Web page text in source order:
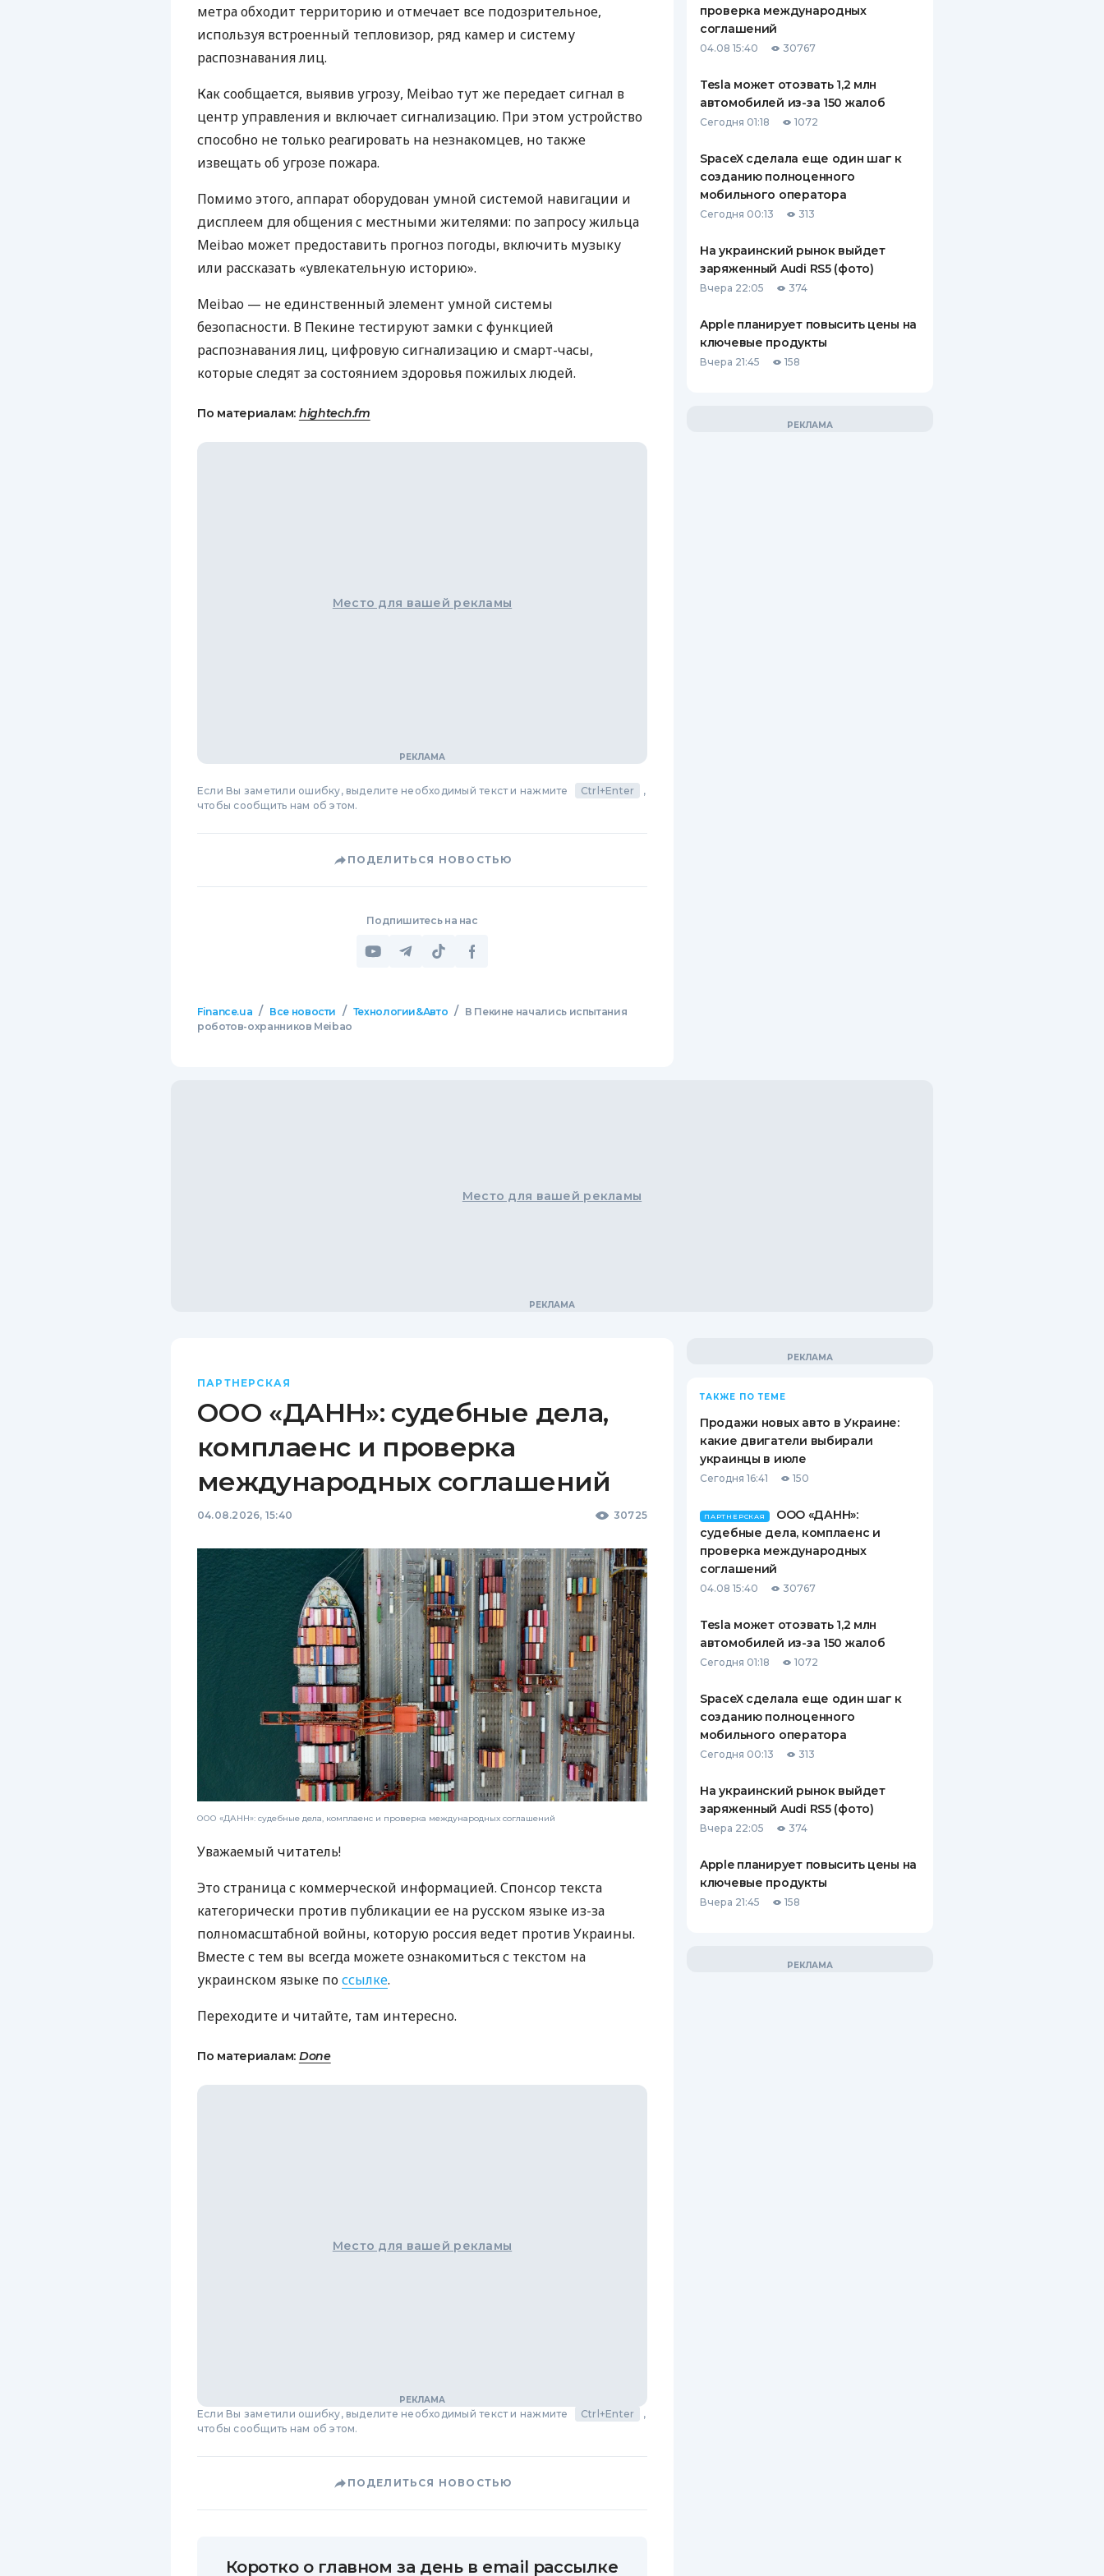
КЕШБЭКА
БАНКОВСКИМ КАРТАМ
ПУТЕВОДИТЕЛИ ПО
СТРАХОВЫЕ КОМПАНИИ
КОМПАНИЯХ
ДОСТАВКА И ОПЛАТА
КОНТАКТЫ
метра обходит территорию и отмечает все подозрительное,
используя встроенный тепловизор, ряд камер и систему
распознавания лиц.
Как сообщается, выявив угрозу, Meibao тут же передает сигнал в
центр управления и включает сигнализацию. При этом устройство
способно не только реагировать на незнакомцев, но также
извещать об угрозе пожара.
Помимо этого, аппарат оборудован умной системой навигации и
дисплеем для общения с местными жителями: по запросу жильца
Meibao может предоставить прогноз погоды, включить музыку
или рассказать «увлекательную историю».
Meibao — не единственный элемент умной системы
безопасности. В Пекине тестируют замки с функцией
распознавания лиц, цифровую сигнализацию и смарт-часы,
которые следят за состоянием здоровья пожилых людей.
По материалам: hightech.fm
Место для вашей рекламы
Если Вы заметили ошибку, выделите необходимый текст и нажмите Ctrl+Enter
,
чтобы сообщить нам об этом.
ПОДЕЛИТЬСЯ НОВОСТЬЮ
Подпишитесь на нас
Finance.ua / Все новости / Технологии&Авто /
В Пекине начались испытания
роботов-охранников Meibao
проверка международных
соглашений
04.08 15:40 30767
Tesla может отозвать 1,2 млн
автомобилей из-за 150 жалоб
Сегодня 01:18 1072
SpaceX сделала еще один шаг к
созданию полноценного
мобильного оператора
Сегодня 00:13 313
На украинский рынок выйдет
заряженный Audi RS5 (фото)
Вчера 22:05 374
Apple планирует повысить цены на
ключевые продукты
Вчера 21:45 158
Место для вашей рекламы
ПАРТНЕРСКАЯ
ООО «ДАНН»: судебные дела,
комплаенс и проверка
международных соглашений
04.08.2026, 15:40 30725
ООО «ДАНН»: судебные дела, комплаенс и проверка международных соглашений
Уважаемый читатель!
Это страница с коммерческой информацией. Спонсор текста
категорически против публикации ее на русском языке из-за
полномасштабной войны, которую россия ведет против Украины.
Вместе с тем вы всегда можете ознакомиться с текстом на
украинском языке поссылке.
Переходите и читайте, там интересно.
По материалам: Done
Место для вашей рекламы
Если Вы заметили ошибку, выделите необходимый текст и нажмите Ctrl+Enter
,
чтобы сообщить нам об этом.
ПОДЕЛИТЬСЯ НОВОСТЬЮ
Коротко о главном за день в email рассылке
ТАКЖЕ ПО ТЕМЕ
Продажи новых авто в Украине:
какие двигатели выбирали
украинцы в июле
Сегодня 16:41 150
ПАРТНЕРСКАЯ
ООО «ДАНН»:
судебные дела, комплаенс и
проверка международных
соглашений
04.08 15:40 30767
Tesla может отозвать 1,2 млн
автомобилей из-за 150 жалоб
Сегодня 01:18 1072
SpaceX сделала еще один шаг к
созданию полноценного
мобильного оператора
Сегодня 00:13 313
На украинский рынок выйдет
заряженный Audi RS5 (фото)
Вчера 22:05 374
Apple планирует повысить цены на
ключевые продукты
Вчера 21:45 158